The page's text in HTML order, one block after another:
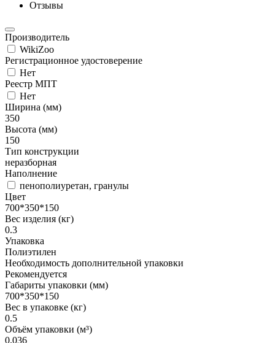
Отзывы
Производитель
WikiZoo
Регистрационное удостоверение
Нет
Реестр МПТ
Нет
Ширина (мм)
350
Высота (мм)
150
Тип конструкции
неразборная
Наполнение
пенополиуретан, гранулы
Цвет
700*350*150
Вес изделия (кг)
0.3
Упаковка
Полиэтилен
Необходимость дополнительной упаковки
Рекомендуется
Габариты упаковки (мм)
700*350*150
Вес в упаковке (кг)
0.5
Объём упаковки (м³)
0.036